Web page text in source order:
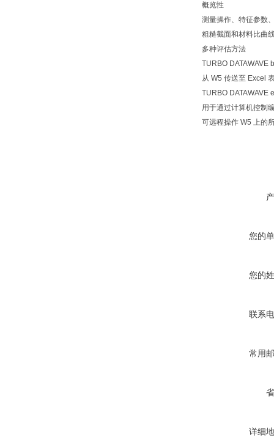
概览性
测量操作、特征参数
粗糙截面和材料比曲
多种评估方法
TURBO DATAWAVE
从 W5 传送至 Excel
TURBO DATAWAVE
用于通过计算机控制
可远程操作 W5 上的
您的
您的
联系
常用
详细